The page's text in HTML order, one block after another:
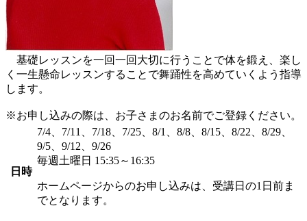
基礎レッスンを一回一回大切に行うことで体を鍛え、楽し
く一生懸命レッスンすることで舞踊性を高めていくよう指導
します。
※お申し込みの際は、お子さまのお名前でご登録ください。
日時
7/4、7/11、7/18、7/25、8/1、8/8、8/15、8/22、8/29、
9/5、9/12、9/26
毎週土曜日 15:35～16:35
ホームページからのお申し込みは、受講日の1日前ま
でとなります。